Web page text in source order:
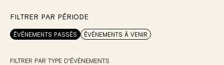
FILTRER PAR PÉRIODE
ÉVÉNEMENTS PASSÉS ÉVÉNEMENTS À VENIR
FILTRER PAR TYPE D'ÉVÈNEMENTS